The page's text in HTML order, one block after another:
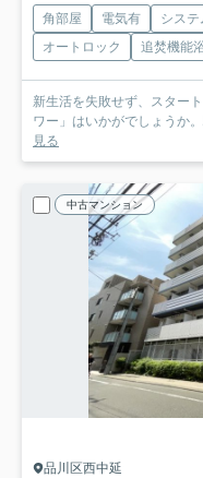
角部屋 電気有 システ
オートロック
追焚機能
新生活を失敗せず、スター
ワー」はいかがでしょうか
見る
中古マンション
品川区西中延